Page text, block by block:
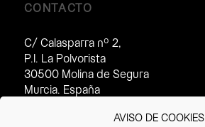
AVISO DE COOKIES
CONTACTO
C/ Calasparra nº 2,
P.I. La Polvorista
30500 Molina de Segura
Murcia. España
Horario de atención al cliente: